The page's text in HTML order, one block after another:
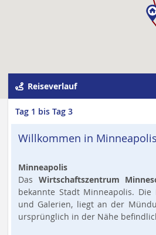
Reiseverlauf
Tag 1 bis Tag 3
Willkommen in Minneapolis
Minneapolis
Das Wirtschaftszentrum
bekannte Stadt Minneapolis.
und Galerien, liegt an der
ursprünglich in der Nähe